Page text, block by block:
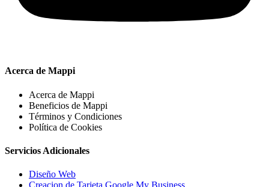
Acerca de Mappi
Acerca de Mappi
Beneficios de Mappi
Términos y Condiciones
Política de Cookies
Servicios Adicionales
Diseño Web